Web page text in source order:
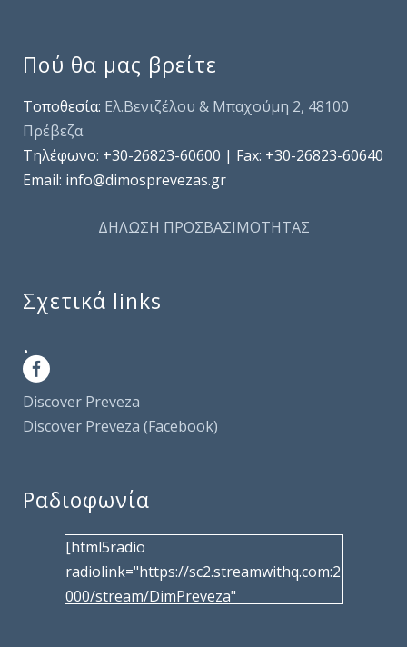
Πού θα μας βρείτε
Τοποθεσία: Ελ.Βενιζέλου & Μπαχούμη 2, 48100
Πρέβεζα
Τηλέφωνo: +30-26823-60600 | Fax: +30-26823-60640
Email: info@dimosprevezas.gr
ΔΗΛΩΣΗ ΠΡΟΣΒΑΣΙΜΟΤΗΤΑΣ
Σχετικά links
.
Discover Preveza
Discover Preveza (Facebook)
Ραδιοφωνία
[html5radio
radiolink="https://sc2.streamwithq.com:2
000/stream/DimPreveza"